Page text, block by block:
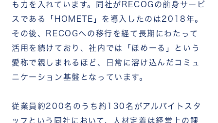
も力を入れています。
同社がRECOGの前身サービ
スである「HOMETE」を導入したのは2018年。
その後、RECOGへの移行を経て長期にわたって
活用を続けており、社内では「ほめーる」という
愛称で親しまれるほど、日常に溶け込んだコミュ
ニケーション基盤となっています。
従業員約200名のうち約130名がアルバイトスタ
ッフという同社において、人材定着は経営上の課